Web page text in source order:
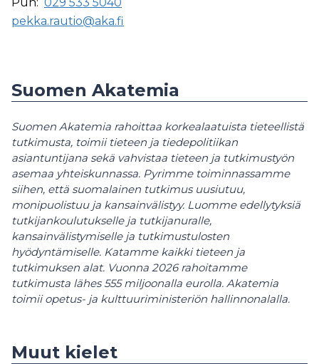
Puh: 029 533 5040
pekka.rautio@aka.fi
Suomen Akatemia
Suomen Akatemia rahoittaa korkealaatuista tieteellistä
tutkimusta, toimii tieteen ja tiedepolitiikan
asiantuntijana sekä vahvistaa tieteen ja tutkimustyön
asemaa yhteiskunnassa. Pyrimme toiminnassamme
siihen, että suomalainen tutkimus uusiutuu,
monipuolistuu ja kansainvälistyy. Luomme edellytyksiä
tutkijankoulutukselle ja tutkijanuralle,
kansainvälistymiselle ja tutkimustulosten
hyödyntämiselle. Katamme kaikki tieteen ja
tutkimuksen alat. Vuonna 2026 rahoitamme
tutkimusta lähes 555 miljoonalla eurolla. Akatemia
toimii opetus- ja kulttuuriministeriön hallinnonalalla.
Muut kielet